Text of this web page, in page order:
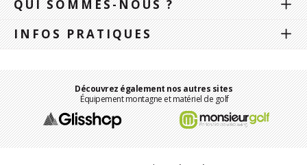
QUI SOMMES-NOUS ?
INFOS PRATIQUES
Découvrez également nos autres sites
Équipement montagne et matériel de golf